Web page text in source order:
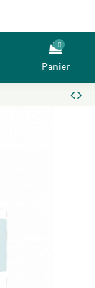
0
Panier